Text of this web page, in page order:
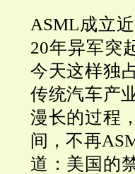
ASML成立
20年异军突
今天这样独
传统汽车产
漫长的过程
间，不再
道：美国的